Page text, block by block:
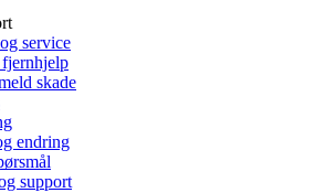
service
skade
endring
support